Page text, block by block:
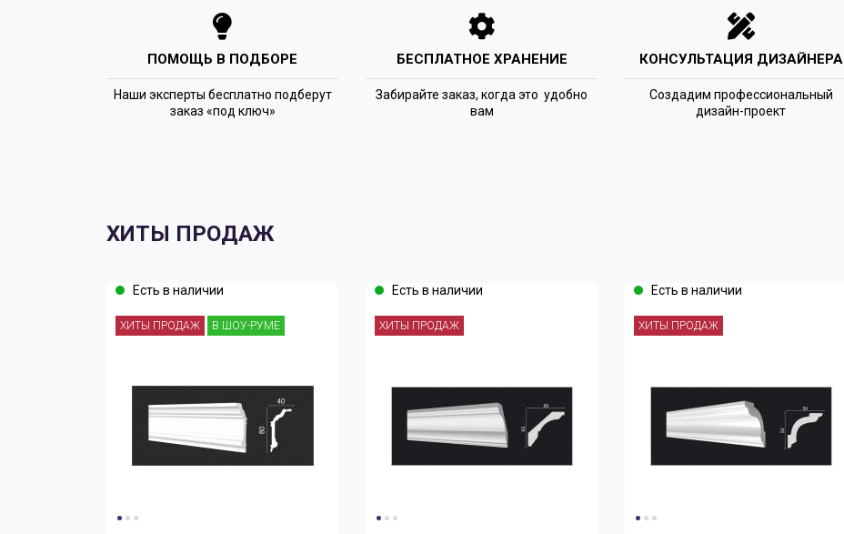
ПОМОЩЬ В ПОДБОРЕ
Наши эксперты бесплатно подберут
заказ «под ключ»
БЕСПЛАТНОЕ ХРАНЕНИЕ
Забирайте заказ, когда это удобно
вам
КОНСУЛЬТАЦИЯ ДИЗАЙНЕРА
Создадим профессиональный
дизайн-проект
ХИТЫ ПРОДАЖ
Есть в наличии
ХИТЫ ПРОДАЖ В ШОУ-РУМЕ
Есть в наличии
ХИТЫ ПРОДАЖ
Есть в наличии
ХИТЫ ПРОДАЖ